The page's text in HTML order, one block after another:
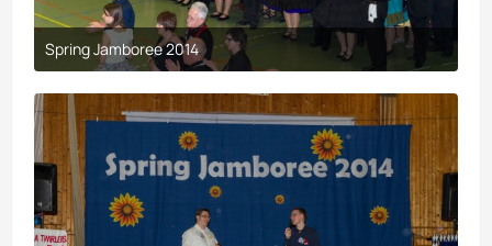
Spring Jamboree 2014
9. April 2017 um 19:43